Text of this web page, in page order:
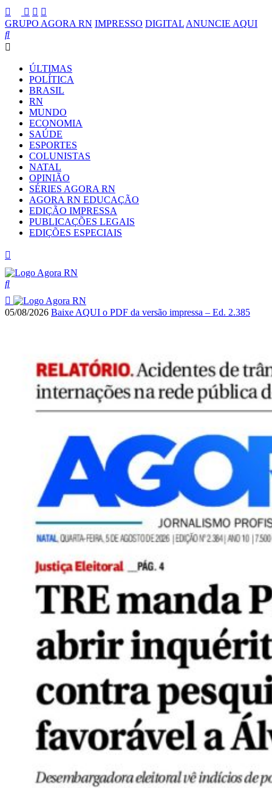
GRUPO AGORA RN IMPRESSO DIGITAL ANUNCIE AQUI
ÚLTIMAS
POLÍTICA
BRASIL
RN
MUNDO
ECONOMIA
SAÚDE
ESPORTES
COLUNISTAS
NATAL
OPINIÃO
SÉRIES AGORA RN
AGORA RN EDUCAÇÃO
EDIÇÃO IMPRESSA
PUBLICAÇÕES LEGAIS
EDIÇÕES ESPECIAIS
05/08/2026 Baixe AQUI o PDF da versão impressa – Ed. 2.385